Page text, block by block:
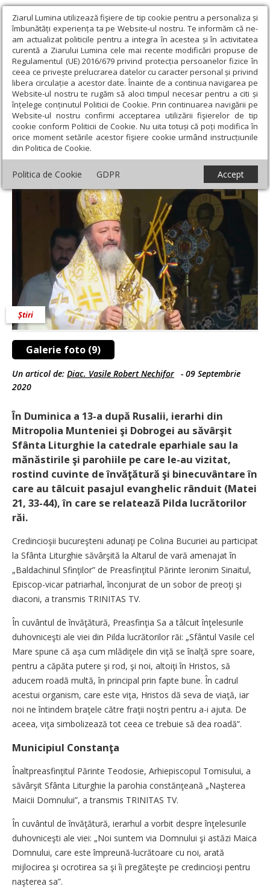
Ziarul Lumina utilizează fişiere de tip cookie pentru a personaliza și
îmbunătăți experiența ta pe Website-ul nostru. Te informăm că ne-
am actualizat politicile pentru a integra în acestea și în activitatea
curentă a Ziarului Lumina cele mai recente modificări propuse de
Regulamentul (UE) 2016/679 privind protecția persoanelor fizice în
ceea ce privește prelucrarea datelor cu caracter personal și privind
libera circulație a acestor date. Înainte de a continua navigarea pe
Website-ul nostru te rugăm să aloci timpul necesar pentru a citi și
înțelege conținutul Politicii de Cookie. Prin continuarea navigării pe
Website-ul nostru confirmi acceptarea utilizării fişierelor de tip
cookie conform Politicii de Cookie. Nu uita totuși că poți modifica în
orice moment setările acestor fişiere cookie urmând instrucțiunile
din Politica de Cookie.
Politica de Cookie GDPR Accept
Ziarul Lumina › Actualitate religioasă › Știri › Popasuri
duhovniceşti în Duminica a 13-a după Rusalii
Popasuri duhovniceşti în Duminica a 13-a
după Rusalii
Galerie foto (9)
Știri
Un articol de: Diac. Vasile Robert Nechifor - 09 Septembrie
2020
În Duminica a 13-a după Rusalii, ierarhi din
Mitropolia Munteniei şi Dobrogei au săvârşit
Sfânta Liturghie la catedrale eparhiale sau la
mănăstirile şi parohiile pe care le-au vizitat,
rostind cuvinte de învăţătură şi binecuvântare în
care au tâlcuit pasajul evanghelic rânduit (Matei
21, 33-44), în care se relatează Pilda lucrătorilor
răi.
Credincioşii bucureşteni adunaţi pe Colina Bucuriei au participat
la Sfânta Liturghie săvârşită la Altarul de vară amenajat în
„Baldachinul Sfinţilor” de Preasfinţitul Părinte Ieronim Sinaitul,
Episcop-vicar patriarhal, înconjurat de un sobor de preoţi şi
diaconi, a transmis TRINITAS TV.
În cuvântul de învăţătură, Preasfinţia Sa a tâlcuit înţelesurile
duhovniceşti ale viei din Pilda lucrătorilor răi: „Sfântul Vasile cel
Mare spune că aşa cum mlădiţele din viţă se înalţă spre soare,
pentru a căpăta putere şi rod, şi noi, altoiţi în Hristos, să
aducem roadă multă, în principal prin fapte bune. În cadrul
acestui organism, care este viţa, Hristos dă seva de viaţă, iar
noi ne întindem braţele către fraţii noştri pentru a-i ajuta. De
aceea, viţa simbolizează tot ceea ce trebuie să dea roadă”.
Municipiul Constanţa
Înaltpreasfinţitul Părinte Teodosie, Arhiepiscopul Tomisului, a
săvârşit Sfânta Liturghie la parohia constănţeană „Naşterea
Maicii Domnului”, a transmis TRINITAS TV.
În cuvântul de învăţătură, ierarhul a vorbit despre înţelesurile
duhovniceşti ale viei: „Noi suntem via Domnului şi astăzi Maica
Domnului, care este împreună-lucrătoare cu noi, arată
mijlocirea şi ocrotirea sa şi îi pregăteşte pe credincioşi pentru
naşterea sa”.